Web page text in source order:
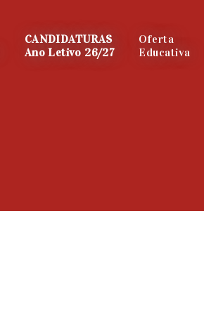
CANDIDATURAS
Ano Letivo 26/27
Oferta
Educativa